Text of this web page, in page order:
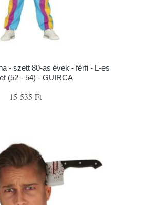
- szett 80-as évek - férfi - L-es
(52 - 54) - GUIRCA
15 535 Ft